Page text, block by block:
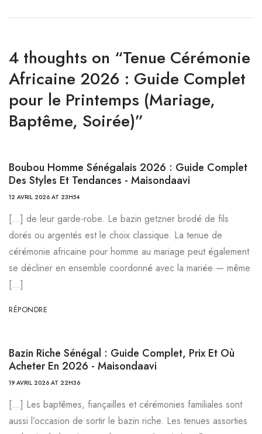
4 thoughts on “Tenue Cérémonie
Africaine 2026 : Guide Complet
pour le Printemps (Mariage,
Baptême, Soirée)”
Boubou Homme Sénégalais 2026 : Guide Complet
Des Styles Et Tendances - Maisondaavi
12 AVRIL 2026 AT 23H54
[…] de leur garde-robe. Le bazin getzner brodé de fils
dorés ou argentés est le choix classique. La tenue de
cérémonie africaine pour homme au mariage peut également
se décliner en ensemble coordonné avec la mariée — même
[…]
RÉPONDRE
Bazin Riche Sénégal : Guide Complet, Prix Et Où
Acheter En 2026 - Maisondaavi
19 AVRIL 2026 AT 22H36
[…] Les baptêmes, fiançailles et cérémonies familiales sont
aussi l’occasion de sortir le bazin riche. Les tenues assorties